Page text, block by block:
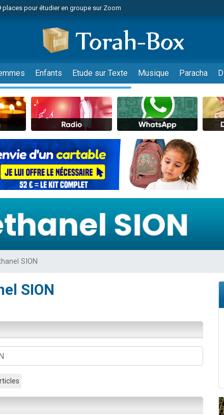
places pour étudier en groupe sur Zoom
de nous rejoindre sur WhatsApp
de nous rejoindre sur WhatsApp
viennent de faire un don pour Reloger Rivka, 6 enfants, victime de
viennent de faire un don pour 1 Journée de Vacances Pour les Enfants
de demander une bénédiction
de nous rejoindre sur WhatsApp
places pour étudier en groupe sur Zoom
son Maasser
de nous rejoindre sur WhatsApp
de nous rejoindre sur WhatsApp
donner son Maasser
de nous rejoindre sur WhatsApp
de demander une bénédiction
viennent de faire un don pour Sauvez la jambe de Yohan
musiques dans Torah-Box Music
Enfants Etude sur Texte Musique Paracha
SION
SION